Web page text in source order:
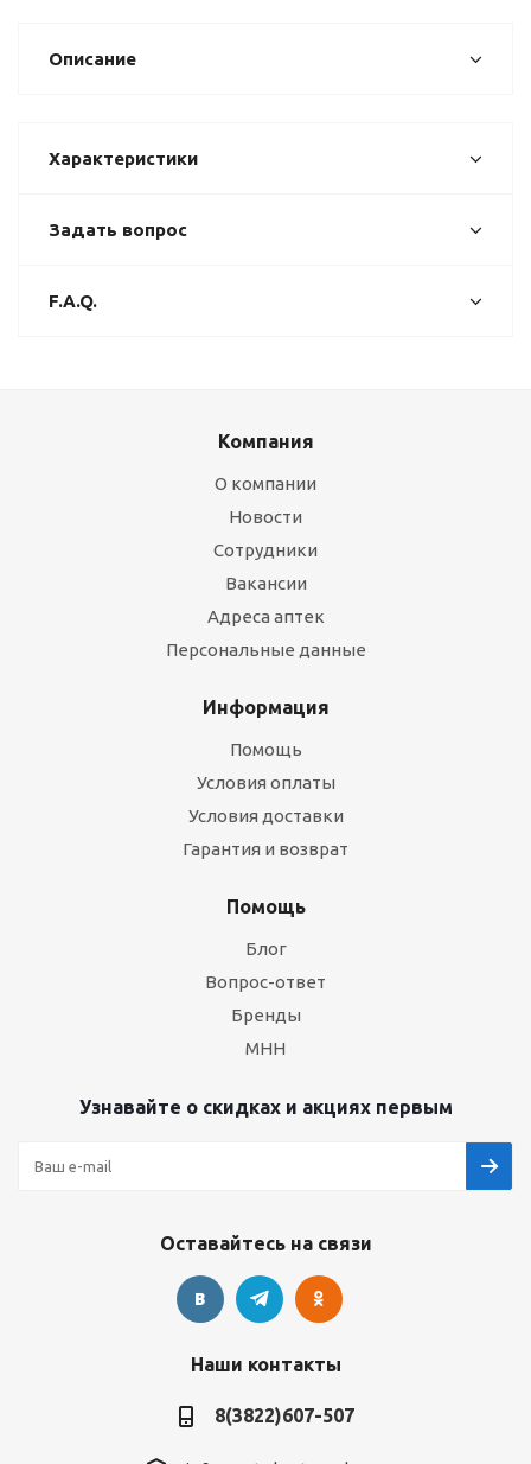
Описание
Характеристики
Задать вопрос
F.A.Q.
Компания
О компании
Новости
Сотрудники
Вакансии
Адреса аптек
Персональные данные
Информация
Помощь
Условия оплаты
Условия доставки
Гарантия и возврат
Помощь
Блог
Вопрос-ответ
Бренды
МНН
Узнавайте о скидках и акциях первым
Оставайтесь на связи
Наши контакты
8(3822)607-507